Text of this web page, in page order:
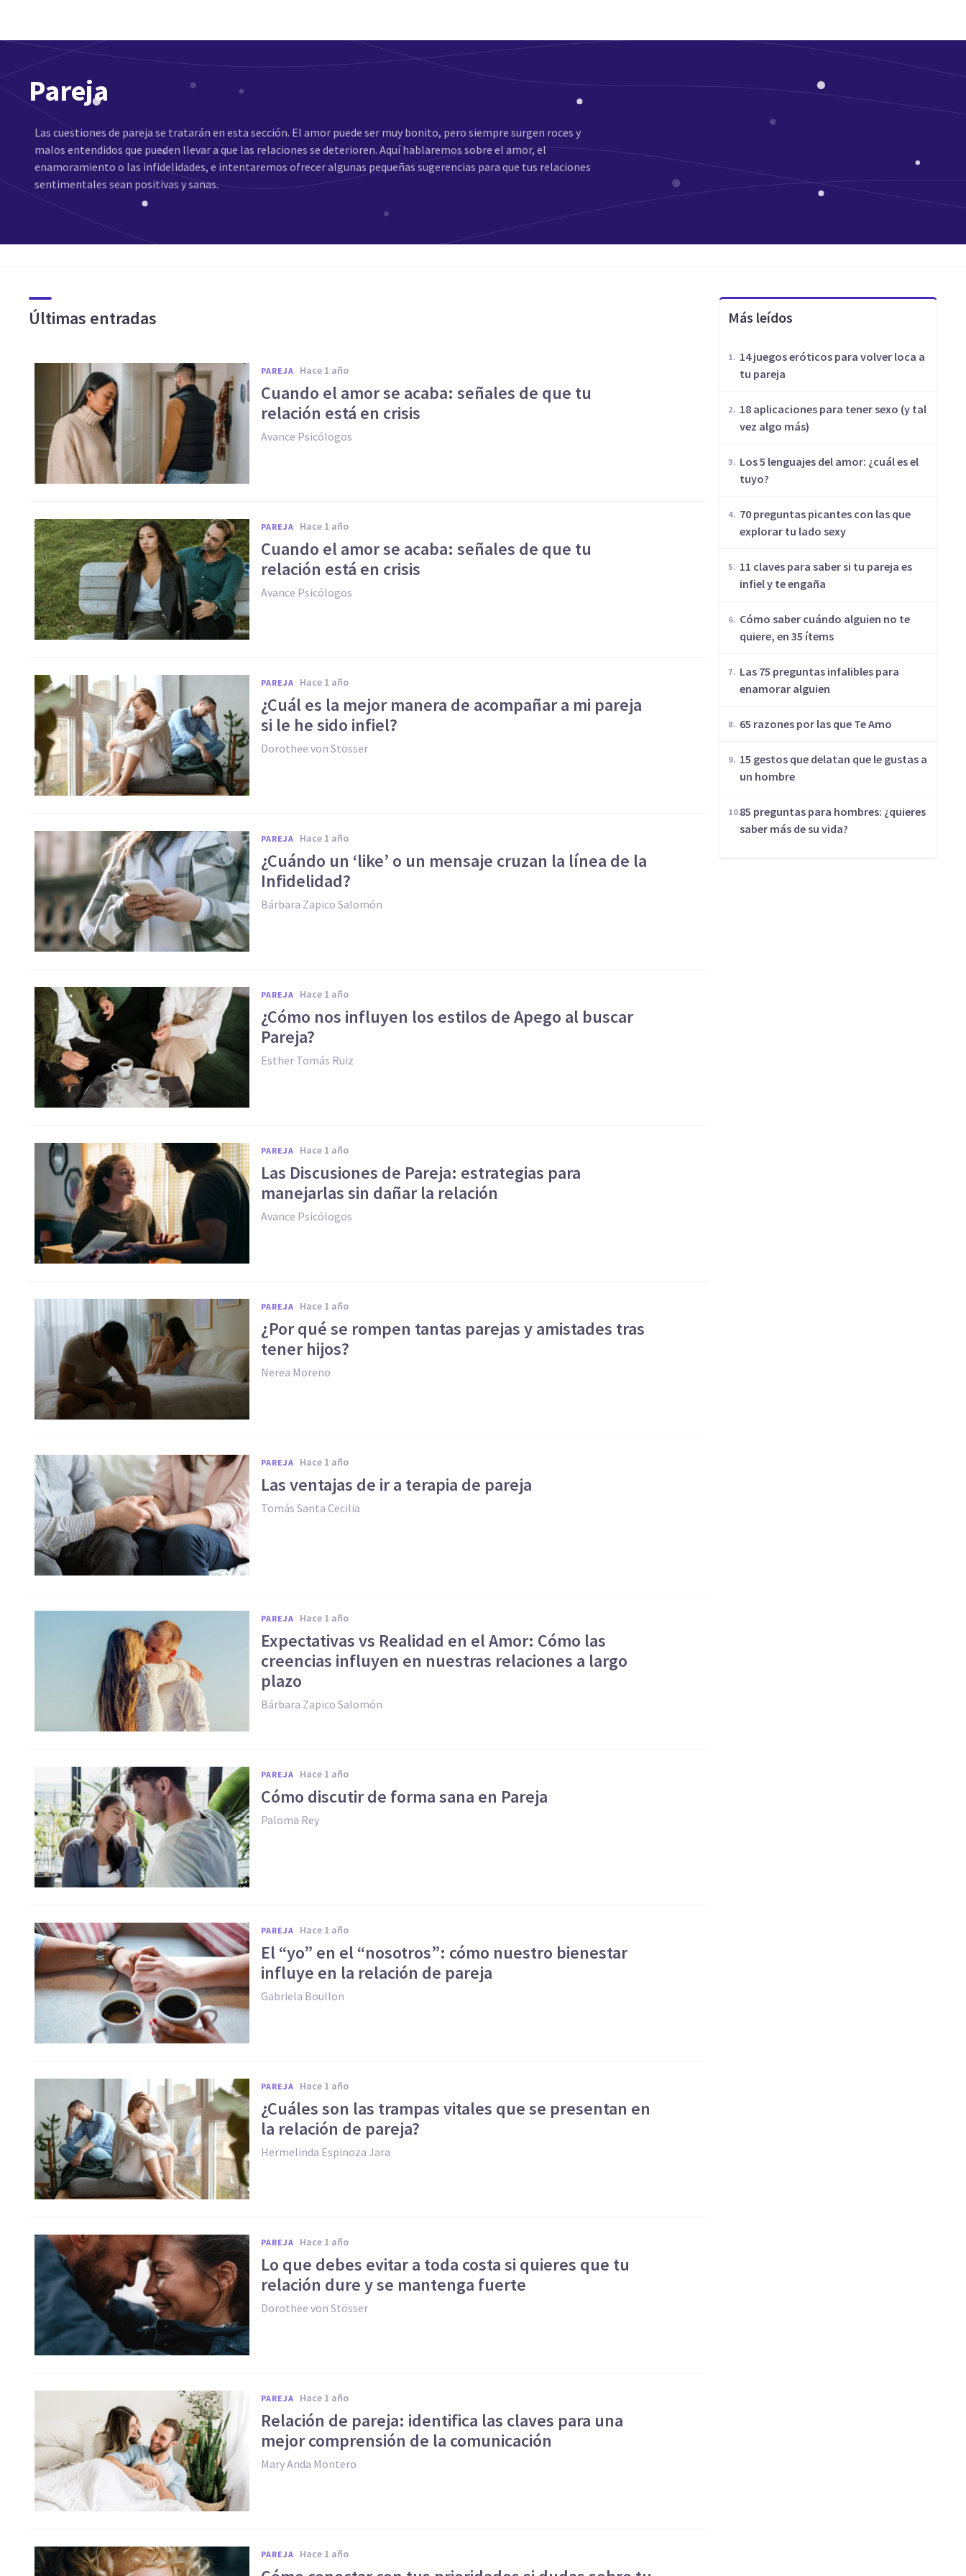
Pareja
Las cuestiones de pareja se tratarán en esta sección. El amor puede ser muy bonito, pero siempre surgen roces y
malos entendidos que pueden llevar a que las relaciones se deterioren. Aquí hablaremos sobre el amor, el
enamoramiento o las infidelidades, e intentaremos ofrecer algunas pequeñas sugerencias para que tus relaciones
sentimentales sean positivas y sanas.
Últimas entradas
PAREJA hace 1 año
Cuando el amor se acaba: señales de que tu
relación está en crisis
Avance Psicólogos
PAREJA hace 1 año
Cuando el amor se acaba: señales de que tu
relación está en crisis
Avance Psicólogos
PAREJA hace 1 año
¿Cuál es la mejor manera de acompañar a mi pareja
si le he sido infiel?
Dorothee von Stösser
PAREJA hace 1 año
¿Cuándo un ‘like’ o un mensaje cruzan la línea de la
Infidelidad?
Bárbara Zapico Salomón
PAREJA hace 1 año
¿Cómo nos influyen los estilos de Apego al buscar
Pareja?
Esther Tomás Ruiz
PAREJA hace 1 año
Las Discusiones de Pareja: estrategias para
manejarlas sin dañar la relación
Avance Psicólogos
PAREJA hace 1 año
¿Por qué se rompen tantas parejas y amistades tras
tener hijos?
Nerea Moreno
PAREJA hace 1 año
Las ventajas de ir a terapia de pareja
Tomás Santa Cecilia
PAREJA hace 1 año
Expectativas vs Realidad en el Amor: Cómo las
creencias influyen en nuestras relaciones a largo
plazo
Bárbara Zapico Salomón
PAREJA hace 1 año
Cómo discutir de forma sana en Pareja
Paloma Rey
PAREJA hace 1 año
El “yo” en el “nosotros”: cómo nuestro bienestar
influye en la relación de pareja
Gabriela Boullon
PAREJA hace 1 año
¿Cuáles son las trampas vitales que se presentan en
la relación de pareja?
Hermelinda Espinoza Jara
PAREJA hace 1 año
Lo que debes evitar a toda costa si quieres que tu
relación dure y se mantenga fuerte
Dorothee von Stösser
PAREJA hace 1 año
Relación de pareja: identifica las claves para una
mejor comprensión de la comunicación
Mary Anda Montero
PAREJA hace 1 año
Más leídos
14 juegos eróticos para volver loca a
tu pareja
18 aplicaciones para tener sexo (y tal
vez algo más)
Los 5 lenguajes del amor: ¿cuál es el
tuyo?
70 preguntas picantes con las que
explorar tu lado sexy
11 claves para saber si tu pareja es
infiel y te engaña
Cómo saber cuándo alguien no te
quiere, en 35 ítems
Las 75 preguntas infalibles para
enamorar alguien
65 razones por las que Te Amo
15 gestos que delatan que le gustas a
un hombre
85 preguntas para hombres: ¿quieres
saber más de su vida?